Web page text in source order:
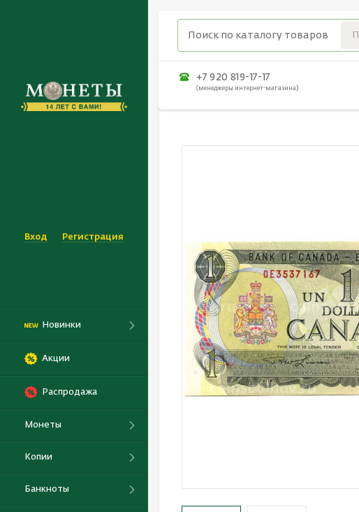
Вход Регистрация
Новинки
Акции
Распродажа
Монеты
Копии
Банкноты
+7 920 819-17-17
(менеджеры интернет-магазина)